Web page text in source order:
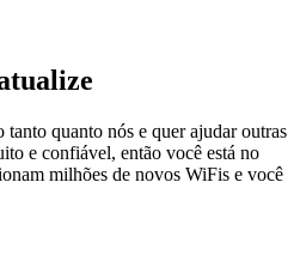
quanto nós e quer ajudar outras
e confiável, então você está no
milhões de novos WiFis e você